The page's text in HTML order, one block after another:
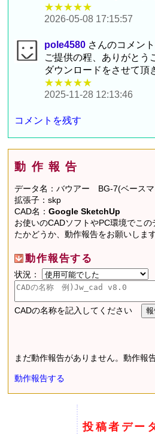
★★★★★
2026-05-08 17:15:57
pole4580 さんのコメント
ご提供の程、ありがとう
ダウンロードをさせて頂
★★★★★
2025-11-28 12:13:46
コメントを残す
動作報告
データ名：バウアー BG-7(ベース
拡張子：skp
CAD名：Google SketchUp
お使いのCADソフトやPC環境でこ
たかどうか、動作報告をお願いします
動作報告する
状況：
CADの名称を記入してください
まだ動作報告がありません。動作報
動作報告する
投稿者デー